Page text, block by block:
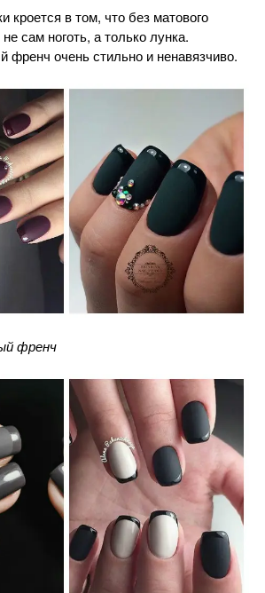
кроется в том, что без матового
сам ноготь, а только лунка.
френч очень стильно и ненавязчиво.
френч